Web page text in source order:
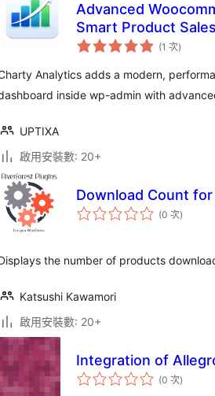
Advanced
Smart Product
(1 次評
分
數
)
Analytics adds a modern,
inside wp-admin with
UPTIXA
啟用安裝數: 20+
Download Count
(0 次評
分)
the number of products
Katsushi Kawamori
啟用安裝數: 20+
Integration of
(0 次評
分)